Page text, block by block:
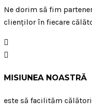
Ne dorim să fim
clienților în fiecare
MISIUNEA NOASTRĂ
este să facilităm